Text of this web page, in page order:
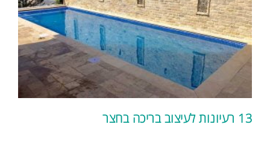
13 רעיונות לעיצוב בריכה בחצר